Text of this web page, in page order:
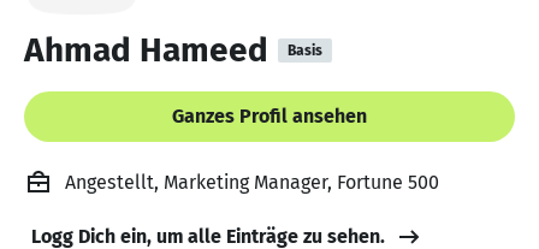
Ahmad Hameed Basis
Ganzes Profil ansehen
Angestellt, Marketing Manager, Fortune 500
Logg Dich ein, um alle Einträge zu sehen.